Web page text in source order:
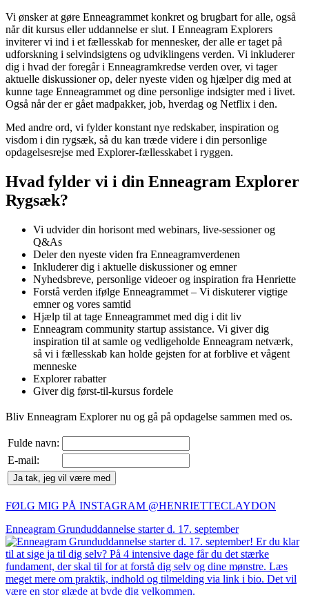
Vi ønsker at gøre Enneagrammet konkret og brugbart for alle, også
når dit kursus eller uddannelse er slut. I Enneagram Explorers
inviterer vi ind i et fællesskab for mennesker, der alle er taget på
udforskning i selvindsigtens og udviklingens verden. Vi inkluderer
dig i hvad der foregår i Enneagramkredse verden over, vi tager
aktuelle diskussioner op, deler nyeste viden og hjælper dig med at
kunne tage Enneagrammet og dine personlige indsigter med i livet.
Også når der er gået madpakker, job, hverdag og Netflix i den.
Med andre ord, vi fylder konstant nye redskaber, inspiration og
visdom i din rygsæk, så du kan træde videre i din personlige
opdagelsesrejse med Explorer-fællesskabet i ryggen.
Hvad fylder vi i din Enneagram Explorer
Rygsæk?
Vi udvider din horisont med webinars, live-sessioner og
Q&As
Deler den nyeste viden fra Enneagramverdenen
Inkluderer dig i aktuelle diskussioner og emner
Nyhedsbreve, personlige videoer og inspiration fra Henriette
Forstå verden ifølge Enneagrammet – Vi diskuterer vigtige
emner og vores samtid
Hjælp til at tage Enneagrammet med dig i dit liv
Enneagram community startup assistance. Vi giver dig
inspiration til at samle og vedligeholde Enneagram netværk,
så vi i fællesskab kan holde gejsten for at forblive et vågent
menneske
Explorer rabatter
Giver dig først-til-kursus fordele
Bliv Enneagram Explorer nu og gå på opdagelse sammen med os.
Fulde navn:
E-mail:
Ja tak, jeg vil være med
FØLG MIG PÅ INSTAGRAM @HENRIETTECLAYDON​
Enneagram Grunduddannelse starter d. 17. september